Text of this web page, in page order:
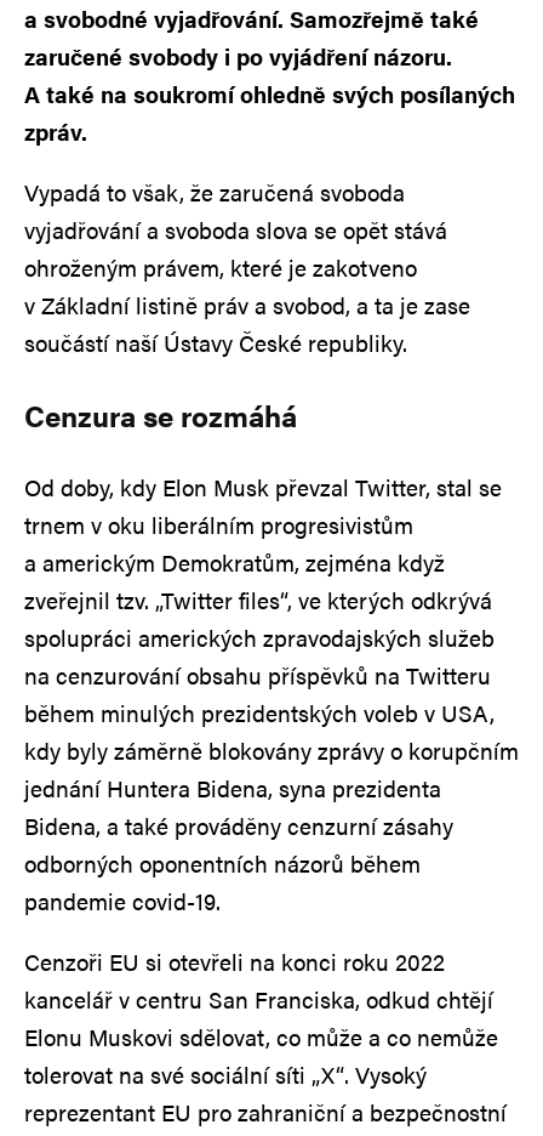
a svobodné vyjadřování. Samozřejmě také
zaručené svobody i po vyjádření názoru.
A také na soukromí ohledně svých posílaných
zpráv.
Vypadá to však, že zaručená svoboda
vyjadřování a svoboda slova se opět stává
ohroženým právem, které je zakotveno
v Základní listině práv a svobod, a ta je zase
součástí naší Ústavy České republiky.
Cenzura se rozmáhá
Od doby, kdy Elon Musk převzal Twitter, stal se
trnem v oku liberálním progresivistům
a americkým Demokratům, zejména když
zveřejnil tzv. „Twitter files“, ve kterých odkrývá
spolupráci amerických zpravodajských služeb
na cenzurování obsahu příspěvků na Twitteru
během minulých prezidentských voleb v USA,
kdy byly záměrně blokovány zprávy o korupčním
jednání Huntera Bidena, syna prezidenta
Bidena, a také prováděny cenzurní zásahy
odborných oponentních názorů během
pandemie covid-19.
Cenzoři EU si otevřeli na konci roku 2022
kancelář v centru San Franciska, odkud chtějí
Elonu Muskovi sdělovat, co může a co nemůže
tolerovat na své sociální síti „X“. Vysoký
reprezentant EU pro zahraniční a bezpečnostní